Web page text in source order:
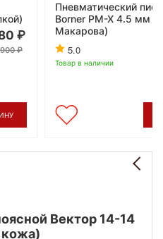
900
Пневматический
Borner PM-X 4.5 мм
Макарова)
5.0
Товар в наличии
Вектор 14-14